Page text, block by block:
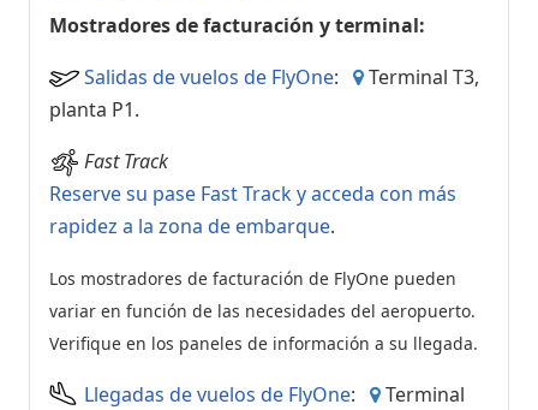
Mostradores de facturación y terminal:
Salidas de vuelos de FlyOne:
Terminal T3,
planta P1.
Fast Track
Reserve su pase Fast Track y acceda con más
rapidez a la zona de embarque.
Los mostradores de facturación de FlyOne pueden
variar en función de las necesidades del aeropuerto.
Verifique en los paneles de información a su llegada.
Llegadas de vuelos de FlyOne:
Terminal